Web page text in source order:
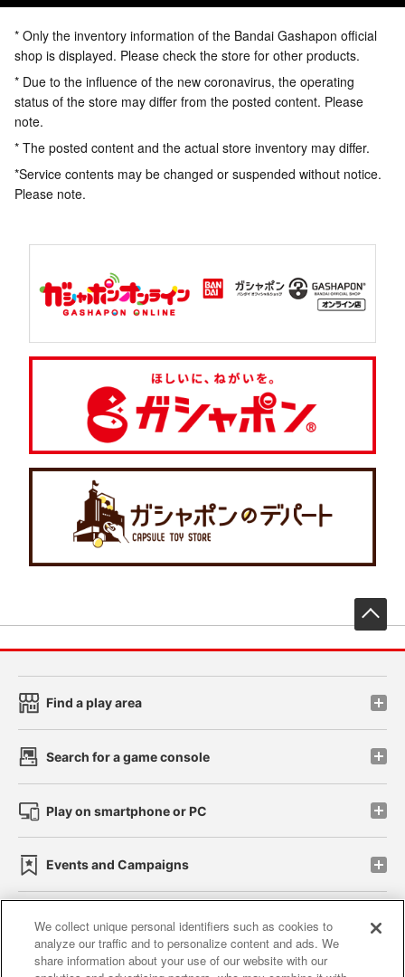
* Only the inventory information of the Bandai Gashapon official
shop is displayed. Please check the store for other products.
* Due to the influence of the new coronavirus, the operating
status of the store may differ from the posted content. Please
note.
* The posted content and the actual store inventory may differ.
*Service contents may be changed or suspended without notice.
Please note.
Find a play area
Search for a game console
Play on smartphone or PC
Events and Campaigns
Affiliate Sustainability site policy privacy policy
We collect unique personal identifiers such as cookies to
analyze our traffic and to personalize content and ads. We
share information about your use of our website with our